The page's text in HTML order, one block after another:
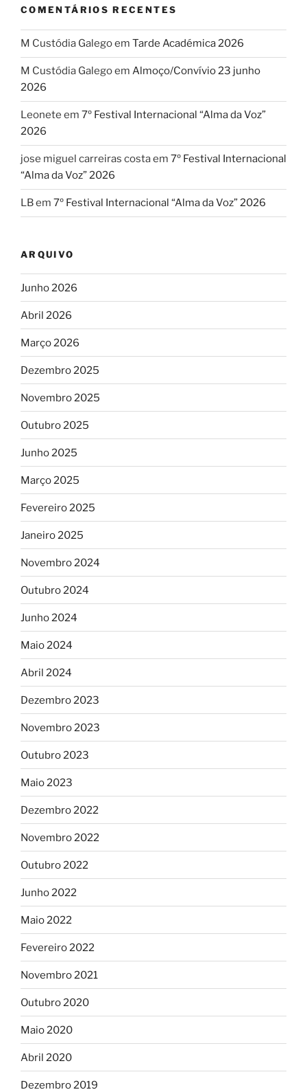
COMENTÁRIOS RECENTES
M Custódia Galegoem Tarde Académica 2026
M Custódia Galegoem Almoço/Convívio 23 junho
2026
Leonete em 7º Festival Internacional “Alma da Voz”
2026
jose miguel carreiras costaem 7º Festival Internacional
“Alma da Voz” 2026
LBem 7º Festival Internacional “Alma da Voz” 2026
ARQUIVO
Junho 2026
Abril 2026
Março 2026
Dezembro 2025
Novembro 2025
Outubro 2025
Junho 2025
Março 2025
Fevereiro 2025
Janeiro 2025
Novembro 2024
Outubro 2024
Junho 2024
Maio 2024
Abril 2024
Dezembro 2023
Novembro 2023
Outubro 2023
Maio 2023
Dezembro 2022
Novembro 2022
Outubro 2022
Junho 2022
Maio 2022
Fevereiro 2022
Novembro 2021
Outubro 2020
Maio 2020
Abril 2020
Dezembro 2019